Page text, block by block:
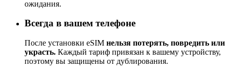
ожидания.
Всегда в вашем телефоне
После установки eSIM нельзя потерять, повредить или
украсть. Каждый тариф привязан к вашему устройству,
поэтому вы защищены от дублирования.